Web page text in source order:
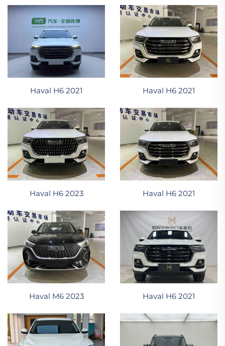
Haval H6 2021 Haval H6 2021
Haval H6 2023 Haval H6 2021
Haval M6 2023 Haval H6 2021